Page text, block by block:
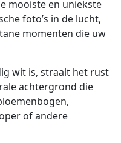
mooiste en uniekste
foto’s in de lucht,
momenten die uw
wit is, straalt het rust
achtergrond die
of andere